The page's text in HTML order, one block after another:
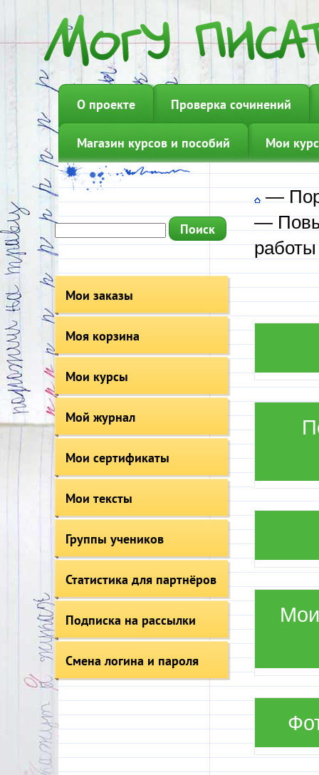
О проекте Проверка сочинений
Магазин курсов и пособий Мои
Мои заказы
Моя корзина
Мои курсы
Мой журнал
Мои сертификаты
Мои тексты
Группы учеников
Статистика для партнёров
Подписка на рассылки
Смена логина и пароля
—
—
работы